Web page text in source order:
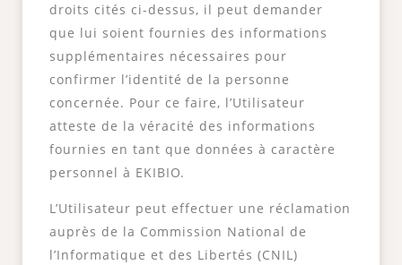
droits cités ci-dessus, il peut demander
que lui soient fournies des informations
supplémentaires nécessaires pour
confirmer l’identité de la personne
concernée. Pour ce faire, l’Utilisateur
atteste de la véracité des informations
fournies en tant que données à caractère
personnel à EKIBIO.
L’Utilisateur peut effectuer une réclamation
auprès de la Commission National de
l’Informatique et des Libertés (CNIL)